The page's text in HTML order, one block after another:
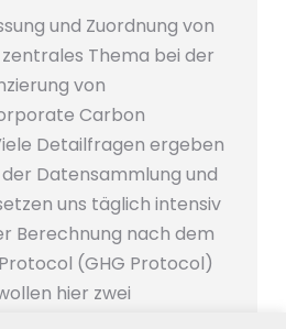
und Zuordnung von
zentrales Thema bei der
von
Carbon
Detailfragen ergeben
Datensammlung und
uns täglich intensiv
Berechnung nach dem
(GHG Protocol)
hier zwei